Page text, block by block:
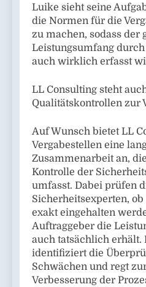
Luike sieht seine
die Normen für die
zu machen, sodass der
Leistungsumfang
auch wirklich erfasst
LL Consulting steht
Qualitätskontrollen zur
Auf Wunsch bietet LL
Vergabestellen eine
Zusammenarbeit an,
Kontrolle der
umfasst. Dabei prüfen
Sicherheitsexperten,
exakt eingehalten
Auftraggeber die
auch tatsächlich erhält.
identifiziert die
Schwächen und regt
Verbesserung der